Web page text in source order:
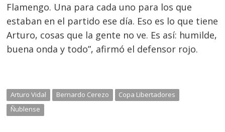
Flamengo. Una para cada uno para los que
estaban en el partido ese día. Eso es lo que tiene
Arturo, cosas que la gente no ve. Es así: humilde,
buena onda y todo”, afirmó el defensor rojo.
Arturo Vidal Bernardo Cerezo
Copa Libertadores
Ñublense
Navegación
de
entradas